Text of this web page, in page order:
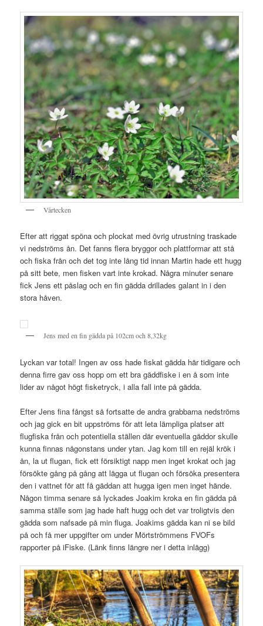
Vårtecken
Efter att riggat spöna och plockat med övrig utrustning traskade
vi nedströms ån. Det fanns flera bryggor och plattformar att stå
och fiska från och det tog inte lång tid innan Martin hade ett hugg
på sitt bete, men fisken vart inte krokad. Några minuter senare
fick Jens ett påslag och en fin gädda drillades galant in i den
stora håven.
Jens med en fin gädda på 102cm och 8,32kg
Lyckan var total! Ingen av oss hade fiskat gädda här tidigare och
denna firre gav oss hopp om ett bra gäddfiske i en å som inte
lider av något högt fisketryck, i alla fall inte på gädda.
Efter Jens fina fångst så fortsatte de andra grabbarna nedströms
och jag gick en bit uppströms för att leta lämpliga platser att
flugfiska från och potentiella ställen där eventuella gäddor skulle
kunna finnas någonstans under ytan. Jag kom till en rejäl krök i
ån, la ut flugan, fick ett försiktigt napp men inget krokat och jag
försökte gång på gång att lägga ut flugan och försöka presentera
den i vattnet för att få gäddan att hugga igen men inget hände.
Någon timma senare så lyckades Joakim kroka en fin gädda på
samma ställe som jag hade haft hugg och det var troligtvis den
gädda som nafsade på min fluga. Joakims gädda kan ni se bild
på och få mer uppgifter om under Mörtströmmens FVOFs
rapporter på iFiske. (Länk finns längre ner i detta inlägg)